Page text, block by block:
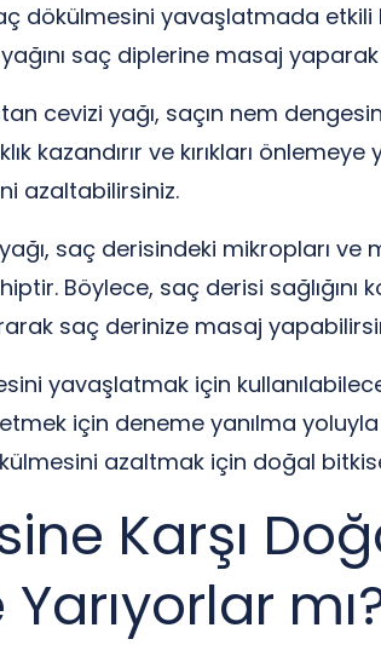
dökülmesini yavaşlatmada
saç diplerine masaj
cevizi yağı, saçın nem
kazandırır ve kırıkları
azaltabilirsiniz.
saç derisindeki mikropları
Böylece, saç derisi
saç derinize masaj
yavaşlatmak için
için deneme yanılma
azaltmak için doğal
Karşı